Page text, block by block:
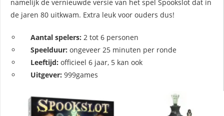
namelijk de vernieuwde versie van het spel Spookslot dat in
de jaren 80 uitkwam. Extra leuk voor ouders dus!
Aantal spelers:2 tot 6 personen
Speelduur:ongeveer 25 minuten per ronde
Leeftijd:officieel 6 jaar, 5 kan ook
Uitgever:999games